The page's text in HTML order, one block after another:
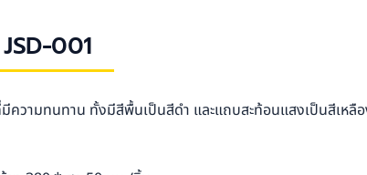
001
ความทนทาน ทั้งมีสีพื้นเป็นสีดำ และแถบสะท้อนแสงเป็นสีเหลื